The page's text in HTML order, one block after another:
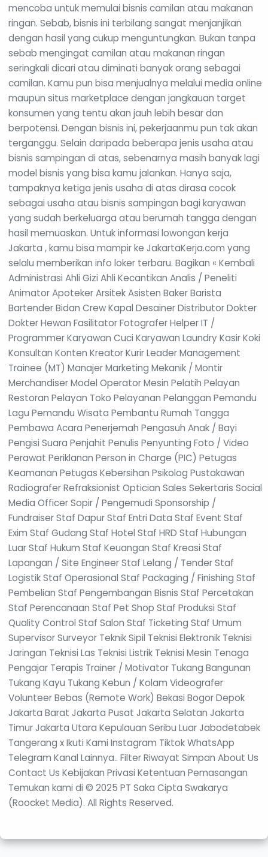
mencoba untuk memulai bisnis camilan atau makanan
ringan. Sebab, bisnis ini terbilang sangat menjanjikan
dengan hasil yang cukup menguntungkan. Bukan tanpa
sebab mengingat camilan atau makanan ringan
seringkali dicari atau diminati banyak orang sebagai
camilan. Kamu pun bisa menjualnya melalui media online
maupun situs marketplace dengan jangkauan target
konsumen yang tentu akan jauh lebih besar dan
berpotensi. Dengan bisnis ini, pekerjaanmu pun tak akan
terganggu. Selain daripada beberapa jenis usaha atau
bisnis sampingan di atas, sebenarnya masih banyak lagi
model bisnis yang bisa kamu jalankan. Hanya saja,
tampaknya ketiga jenis usaha di atas dirasa cocok
sebagai usaha atau bisnis sampingan bagi karyawan
yang sudah berkeluarga atau berumah tangga dengan
hasil memuaskan. Untuk informasi lowongan kerja
Jakarta , kamu bisa mampir ke JakartaKerja.com yang
selalu memberikan info loker terbaru. Bagikan « Kembali
Administrasi Ahli Gizi Ahli Kecantikan Analis / Peneliti
Animator Apoteker Arsitek Asisten Baker Barista
Bartender Bidan Crew Kapal Desainer Distributor Dokter
Dokter Hewan Fasilitator Fotografer Helper IT /
Programmer Karyawan Cuci Karyawan Laundry Kasir Koki
Konsultan Konten Kreator Kurir Leader Management
Trainee (MT) Manajer Marketing Mekanik / Montir
Merchandiser Model Operator Mesin Pelatih Pelayan
Restoran Pelayan Toko Pelayanan Pelanggan Pemandu
Lagu Pemandu Wisata Pembantu Rumah Tangga
Pembawa Acara Penerjemah Pengasuh Anak / Bayi
Pengisi Suara Penjahit Penulis Penyunting Foto / Video
Perawat Periklanan Person in Charge (PIC) Petugas
Keamanan Petugas Kebersihan Psikolog Pustakawan
Radiografer Refraksionist Optician Sales Sekertaris Social
Media Officer Sopir / Pengemudi Sponsorship /
Fundraiser Staf Dapur Staf Entri Data Staf Event Staf
Exim Staf Gudang Staf Hotel Staf HRD Staf Hubungan
Luar Staf Hukum Staf Keuangan Staf Kreasi Staf
Lapangan / Site Engineer Staf Lelang / Tender Staf
Logistik Staf Operasional Staf Packaging / Finishing Staf
Pembelian Staf Pengembangan Bisnis Staf Percetakan
Staf Perencanaan Staf Pet Shop Staf Produksi Staf
Quality Control Staf Salon Staf Ticketing Staf Umum
Supervisor Surveyor Teknik Sipil Teknisi Elektronik Teknisi
Jaringan Teknisi Las Teknisi Listrik Teknisi Mesin Tenaga
Pengajar Terapis Trainer / Motivator Tukang Bangunan
Tukang Kayu Tukang Kebun / Kolam Videografer
Volunteer Bebas (Remote Work) Bekasi Bogor Depok
Jakarta Barat Jakarta Pusat Jakarta Selatan Jakarta
Timur Jakarta Utara Kepulauan Seribu Luar Jabodetabek
Tangerang x Ikuti Kami Instagram Tiktok WhatsApp
Telegram Kanal Lainnya.. Filter Riwayat Simpan About Us
Contact Us Kebijakan Privasi Ketentuan Pemasangan
Temukan kami di © 2025 PT Saka Cipta Swakarya
(Roocket Media). All Rights Reserved.